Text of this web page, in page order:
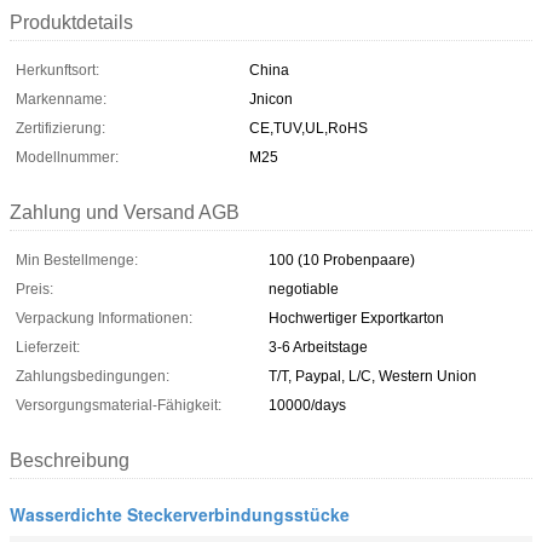
Produktdetails
Herkunftsort:
China
Markenname:
Jnicon
Zertifizierung:
CE,TUV,UL,RoHS
Modellnummer:
M25
Zahlung und Versand AGB
Min Bestellmenge:
100 (10 Probenpaare)
Preis:
negotiable
Verpackung Informationen:
Hochwertiger Exportkarton
Lieferzeit:
3-6 Arbeitstage
Zahlungsbedingungen:
T/T, Paypal, L/C, Western Union
Versorgungsmaterial-Fähigkeit:
10000/days
Beschreibung
Wasserdichte Steckerverbindungsstücke